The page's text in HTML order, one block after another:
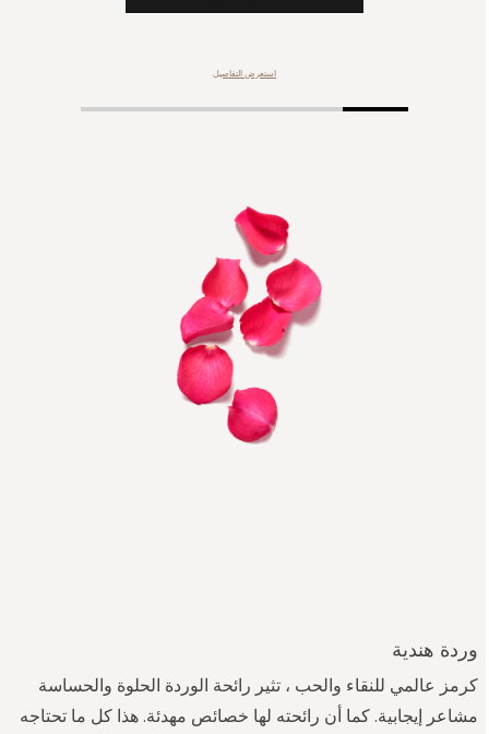
استعرض التفاصيل
وردة هندية
كرمز عالمي للنقاء والحب ، تثير رائحة الوردة الحلوة والحساسة
مشاعر إيجابية. كما أن رائحته لها خصائص مهدئة. هذا كل ما تحتاجه